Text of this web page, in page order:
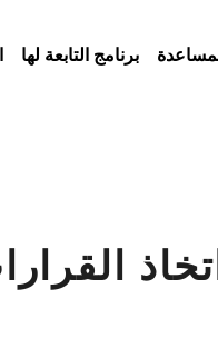
برنامج التابعة لها